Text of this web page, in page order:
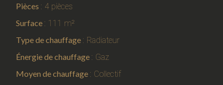
Pièces
4 pièces
Surface
111 m²
Type de chauffage
Radiateur
Énergie de chauffage
Gaz
Moyen de chauffage
Collectif